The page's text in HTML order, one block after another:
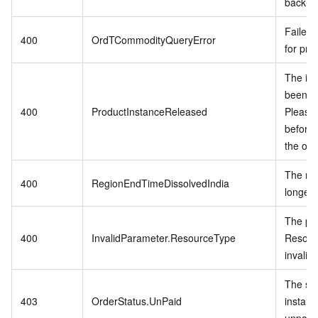
400 OrdTCommodityQueryError
Failed
for
400 ProductInstanceReleased
The
been
before
the
400 RegionEndTimeDissolvedIndia
The
longer
400 InvalidParameter.ResourceType
The
invalid.
403 OrderStatus.UnPaid
The